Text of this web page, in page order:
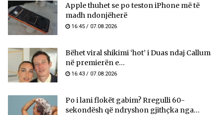
Apple thuhet se po teston iPhone më të
madh ndonjëherë
16:45 / 07.08.2026
Bëhet viral shikimi ‘hot’ i Duas ndaj Callum
në premierën e...
16:43 / 07.08.2026
Po i lani flokët gabim? Rregulli 60-
sekondësh që ndryshon gjithçka nga...